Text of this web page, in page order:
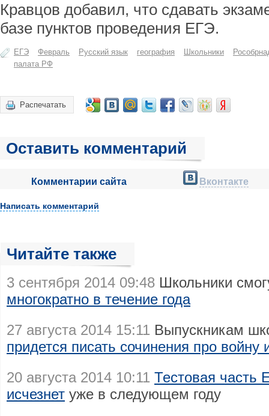
Кравцов добавил, что сдавать
базе пунктов проведения ЕГЭ.
ЕГЭ Февраль Русский язык география Школьники
палата РФ
Распечатать
Оставить комментарий
Комментарии сайта Вконтакте
Написать комментарий
Читайте также
3 сентября 2014 09:48 Школьники
многократно в течение года
27 августа 2014 15:11 Выпускникам
придется писать сочинения про
20 августа 2014 10:11 Тестовая часть
исчезнет уже в следующем году